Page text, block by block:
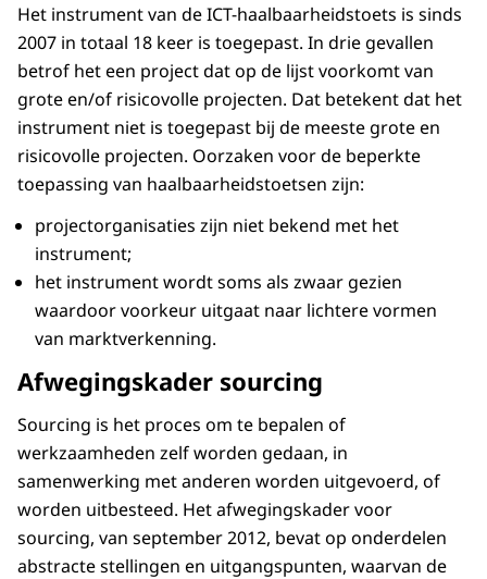
Het instrument van de ICT-haalbaarheidstoets is sinds
2007 in totaal 18 keer is toegepast. In drie gevallen
betrof het een project dat op de lijst voorkomt van
grote en/of risicovolle projecten. Dat betekent dat het
instrument niet is toegepast bij de meeste grote en
risicovolle projecten. Oorzaken voor de beperkte
toepassing van haalbaarheidstoetsen zijn:
projectorganisaties zijn niet bekend met het
instrument;
het instrument wordt soms als zwaar gezien
waardoor voorkeur uitgaat naar lichtere vormen
van marktverkenning.
Afwegingskader sourcing
Sourcing is het proces om te bepalen of
werkzaamheden zelf worden gedaan, in
samenwerking met anderen worden uitgevoerd, of
worden uitbesteed. Het afwegingskader voor
sourcing, van september 2012, bevat op onderdelen
abstracte stellingen en uitgangspunten, waarvan de